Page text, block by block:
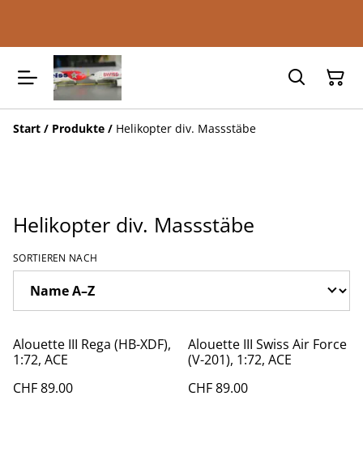
Start / Produkte / Helikopter div. Massstäbe
Helikopter div. Massstäbe
SORTIEREN NACH
Alouette III Rega (HB-XDF),
1:72, ACE
CHF 89.00
Alouette III Swiss Air Force
(V-201), 1:72, ACE
CHF 89.00